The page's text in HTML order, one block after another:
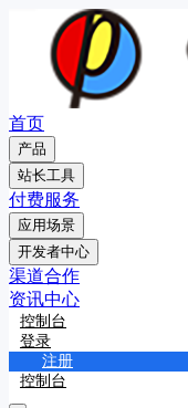
首页
产品
站长工具
付费服务
应用场景
开发者中心
渠道合作
资讯中心
控制台
登录
注册
控制台